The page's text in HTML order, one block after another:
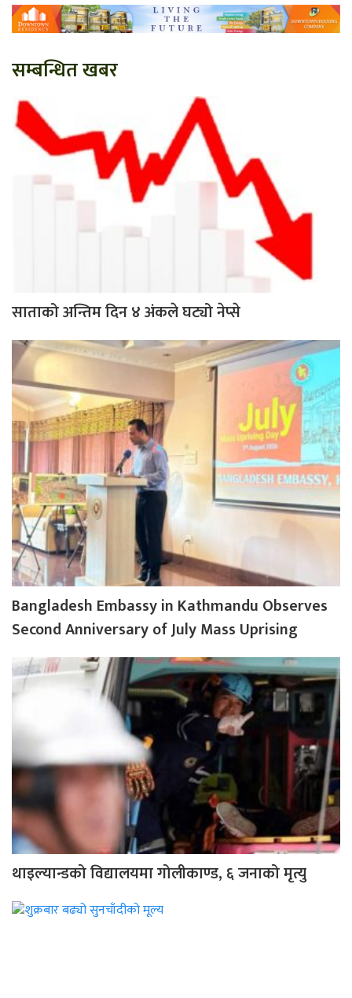
सम्बन्धित खबर
साताको अन्तिम दिन ४ अंकले घट्यो नेप्से
Bangladesh Embassy in Kathmandu Observes
Second Anniversary of July Mass Uprising
थाइल्यान्डको विद्यालयमा गोलीकाण्ड, ६ जनाको मृत्यु